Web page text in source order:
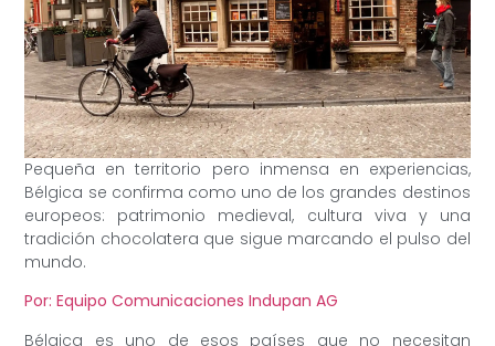
Pequeña en territorio pero inmensa en experiencias,
Bélgica se confirma como uno de los grandes destinos
europeos: patrimonio medieval, cultura viva y una
tradición chocolatera que sigue marcando el pulso del
mundo.
Por: Equipo Comunicaciones Indupan AG
Bélgica es uno de esos países que no necesitan